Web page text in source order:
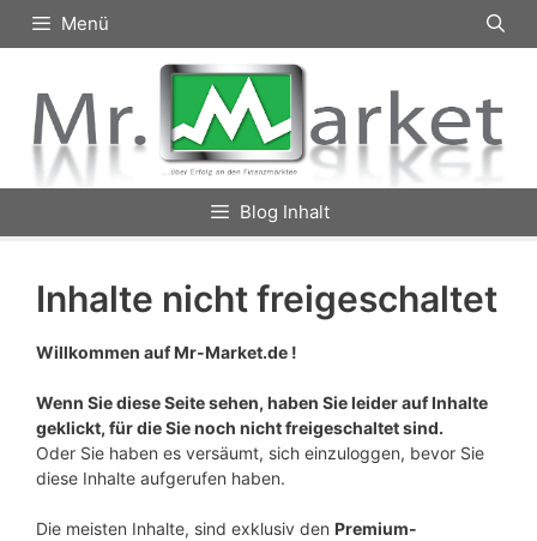
Inhalt
Menü
Blog Inhalt
Inhalte nicht freigeschaltet
Willkommen auf Mr-Market.de !
Wenn Sie diese Seite sehen, haben Sie leider auf Inhalte
geklickt, für die Sie noch nicht freigeschaltet sind.
Oder Sie haben es versäumt, sich einzuloggen, bevor Sie
diese Inhalte aufgerufen haben.
Die meisten Inhalte, sind exklusiv den Premium-